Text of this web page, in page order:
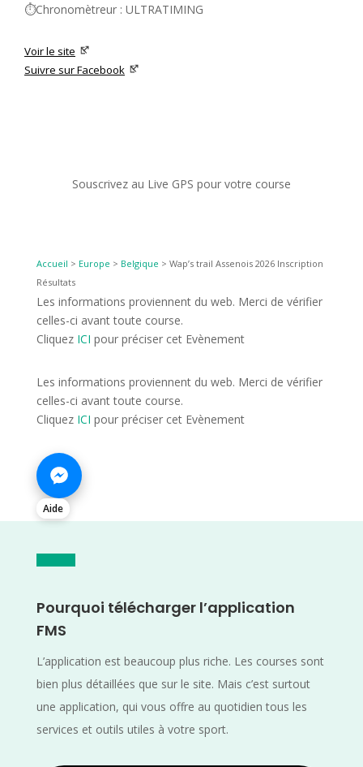
⏱️Chronomètreur : ULTRATIMING
Voir le site
Suivre sur Facebook
Souscrivez au Live GPS pour votre course
Accueil > Europe > Belgique > Wap’s trail Assenois 2026 Inscription
Résultats
Les informations proviennent du web. Merci de vérifier
celles-ci avant toute course.
Cliquez ICI pour préciser cet Evènement
Les informations proviennent du web. Merci de vérifier
celles-ci avant toute course.
Cliquez ICI pour préciser cet Evènement
Aide
Pourquoi télécharger l’application
FMS
L’application est beaucoup plus riche. Les courses sont
bien plus détaillées que sur le site. Mais c’est surtout
une application, qui vous offre au quotidien tous les
services et outils utiles à votre sport.